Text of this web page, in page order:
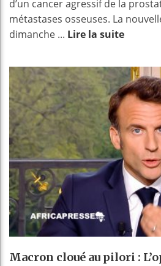
d’un cancer agressif de la
métastases osseuses. La
dimanche ... Lire la suite
Macron cloué au pilori :